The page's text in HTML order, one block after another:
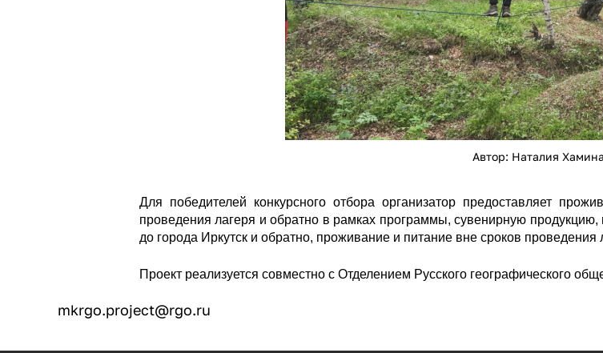
Автор: Наталия Хамина
Для победителей конкурсного отбора организатор предоставляет
проведения лагеря и обратно в рамках программы, сувенирную
до города Иркутск и обратно, проживание и питание вне сроков проведения
Проект реализуется совместно с Отделением Русского географического
mkrgo.project@rgo.ru